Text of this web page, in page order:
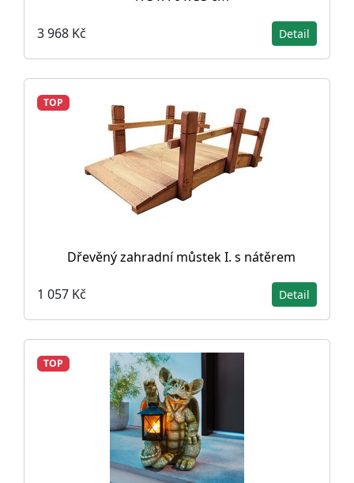
3 968 Kč Detail
TOP
Dřevěný zahradní můstek I. s nátěrem
1 057 Kč Detail
TOP